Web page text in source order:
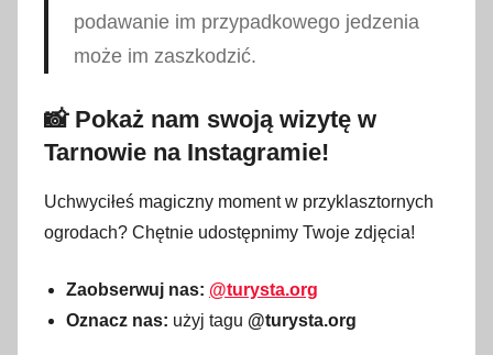
podawanie im przypadkowego jedzenia
może im zaszkodzić.
📸 Pokaż nam swoją wizytę w
Tarnowie na Instagramie!
Uchwyciłeś magiczny moment w przyklasztornych
ogrodach? Chętnie udostępnimy Twoje zdjęcia!
Zaobserwuj nas: @turysta.org
Oznacz nas: użyj tagu @turysta.org